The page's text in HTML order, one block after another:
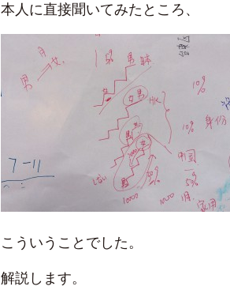
本人に直接聞いてみたところ、
こういうことでした。
解説します。